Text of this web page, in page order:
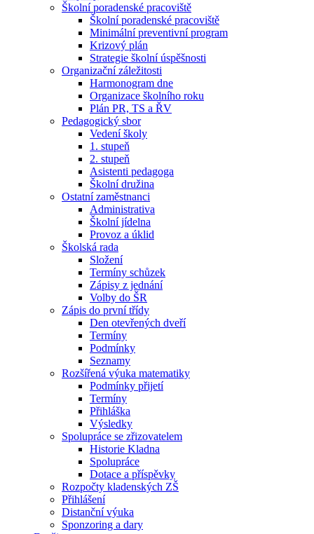
Školní poradenské pracoviště
Školní poradenské pracoviště
Minimální preventivní program
Krizový plán
Strategie školní úspěšnosti
Organizační záležitosti
Harmonogram dne
Organizace školního roku
Plán PR, TS a ŘV
Pedagogický sbor
Vedení školy
1. stupeň
2. stupeň
Asistenti pedagoga
Školní družina
Ostatní zaměstnanci
Administrativa
Školní jídelna
Provoz a úklid
Školská rada
Složení
Termíny schůzek
Zápisy z jednání
Volby do ŠR
Zápis do první třídy
Den otevřených dveří
Termíny
Podmínky
Seznamy
Rozšířená výuka matematiky
Podmínky přijetí
Termíny
Přihláška
Výsledky
Spolupráce se zřizovatelem
Historie Kladna
Spolupráce
Dotace a příspěvky
Rozpočty kladenských ZŠ
Přihlášení
Distanční výuka
Sponzoring a dary